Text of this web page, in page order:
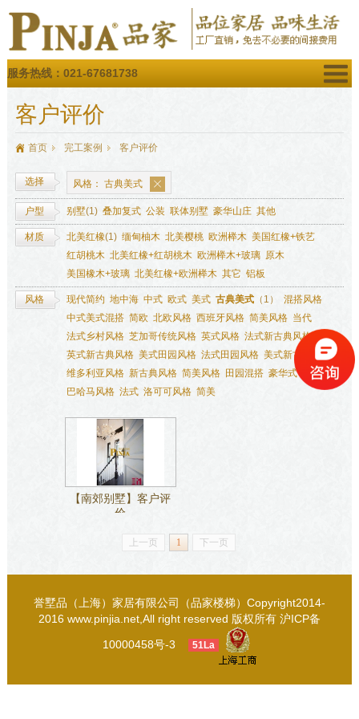
服务热线：021-67681738
客户评价
首页 完工案例 客户评价
选择 风格： 古典美式
户型 别墅(1) 叠加复式 公装 联体别墅 豪华山庄 其他
材质 北美红橡(1) 缅甸柚木 北美樱桃 欧洲榉木 美国红橡+铁艺
红胡桃木 北美红橡+红胡桃木 欧洲榉木+玻璃 原木
美国橡木+玻璃 北美红橡+欧洲榉木 其它 铝板
风格 现代简约 地中海 中式 欧式 美式 古典美式（1）
混搭风格
中式美式混搭 简欧 北欧风格 西班牙风格 简美风格 当代
法式乡村风格 芝加哥传统风格 英式风格 法式新古典风格
英式新古典风格 美式田园风格 法式田园风格 美式新古典风格
维多利亚风格 新古典风格 简美风格 田园混搭 豪华式
巴哈马风格 法式 洛可可风格 简美
【南郊别墅】客户评
价
上一页 1 下一页
誉墅品（上海）家居有限公司（品家楼梯）Copyright2014-
2016 www.pinjia.net,All right reserved 版权所有 沪ICP备
10000458号-3 51La